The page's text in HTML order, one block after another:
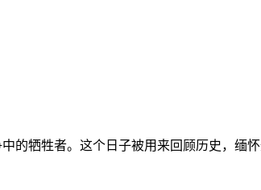
的牺牲者。这个日子被用来回顾历史，缅